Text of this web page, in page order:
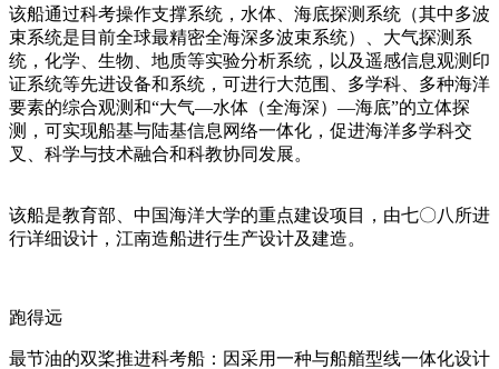
该船通过科考操作支撑系统，水体、海底探测系统（其中多波
束系统是目前全球最精密全海深多波束系统）、大气探测系
统，化学、生物、地质等实验分析系统，以及遥感信息观测印
证系统等先进设备和系统，可进行大范围、多学科、多种海洋
要素的综合观测和“大气—水体（全海深）—海底”的立体探
测，可实现船基与陆基信息网络一体化，促进海洋多学科交
叉、科学与技术融合和科教协同发展。
该船是教育部、中国海洋大学的重点建设项目，由七〇八所进
行详细设计，江南造船进行生产设计及建造。
跑得远
最节油的双桨推进科考船：因采用一种与船艏型线一体化设计